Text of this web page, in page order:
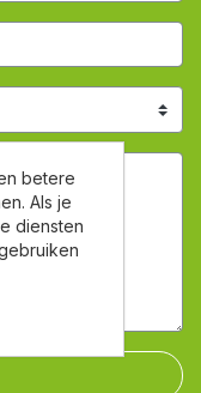
betere
Als je
diensten